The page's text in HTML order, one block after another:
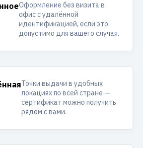
Оформление без визита в
офис с удалённой
идентификацией, если это
допустимо для вашего случая.
Точки выдачи в удобных
локациях по всей стране —
сертификат можно получить
рядом с вами.